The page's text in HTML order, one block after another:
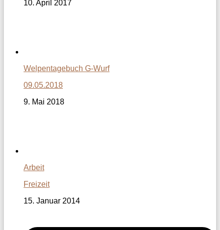
10. April 2017
Welpentagebuch G-Wurf
09.05.2018
9. Mai 2018
Arbeit
Freizeit
15. Januar 2014